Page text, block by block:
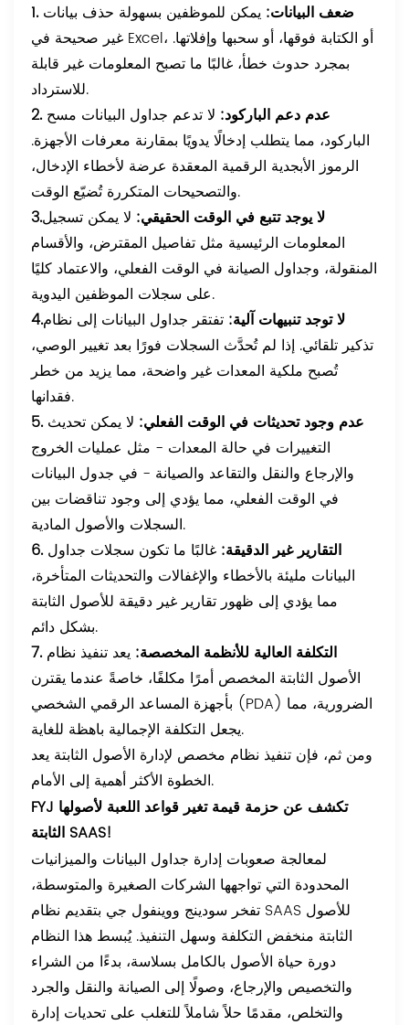
1. ضعف البيانات: يمكن للموظفين بسهولة حذف بيانات
غير صحيحة في Excel، أو الكتابة فوقها، أو سحبها وإفلاتها.
بمجرد حدوث خطأ، غالبًا ما تصبح المعلومات غير قابلة
للاسترداد.
2. عدم دعم الباركود: لا تدعم جداول البيانات مسح
الباركود، مما يتطلب إدخالًا يدويًا بمقارنة معرفات الأجهزة.
الرموز الأبجدية الرقمية المعقدة عرضة لأخطاء الإدخال،
والتصحيحات المتكررة تُضيّع الوقت.
3.لا يوجد تتبع في الوقت الحقيقي: لا يمكن تسجيل
المعلومات الرئيسية مثل تفاصيل المقترض، والأقسام
المنقولة، وجداول الصيانة في الوقت الفعلي، والاعتماد كليًا
على سجلات الموظفين اليدوية.
4.لا توجد تنبيهات آلية: تفتقر جداول البيانات إلى نظام
تذكير تلقائي. إذا لم تُحدَّث السجلات فورًا بعد تغيير الوصي،
تُصبح ملكية المعدات غير واضحة، مما يزيد من خطر
فقدانها.
5. عدم وجود تحديثات في الوقت الفعلي: لا يمكن تحديث
التغييرات في حالة المعدات - مثل عمليات الخروج
والإرجاع والنقل والتقاعد والصيانة - في جدول البيانات
في الوقت الفعلي، مما يؤدي إلى وجود تناقضات بين
السجلات والأصول المادية.
6. التقارير غير الدقيقة: غالبًا ما تكون سجلات جداول
البيانات مليئة بالأخطاء والإغفالات والتحديثات المتأخرة،
مما يؤدي إلى ظهور تقارير غير دقيقة للأصول الثابتة
بشكل دائم.
7. التكلفة العالية للأنظمة المخصصة: يعد تنفيذ نظام
الأصول الثابتة المخصص أمرًا مكلفًا، خاصةً عندما يقترن
بأجهزة المساعد الرقمي الشخصي (PDA) الضرورية، مما
يجعل التكلفة الإجمالية باهظة للغاية.
ومن ثم، فإن تنفيذ نظام مخصص لإدارة الأصول الثابتة يعد
الخطوة الأكثر أهمية إلى الأمام.
FYJ تكشف عن حزمة قيمة تغير قواعد اللعبة لأصولها
الثابتة SAAS!
لمعالجة صعوبات إدارة جداول البيانات والميزانيات
المحدودة التي تواجهها الشركات الصغيرة والمتوسطة،
تفخر سودينج ووينفول جي بتقديم نظام SAAS للأصول
الثابتة منخفض التكلفة وسهل التنفيذ. يُبسط هذا النظام
دورة حياة الأصول بالكامل بسلاسة، بدءًا من الشراء
والتخصيص والإرجاع، وصولًا إلى الصيانة والنقل والجرد
والتخلص، مقدمًا حلاً شاملاً للتغلب على تحديات إدارة